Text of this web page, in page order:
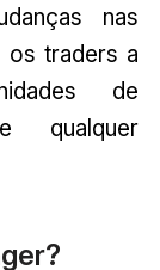
nas
os traders a
de
qualquer